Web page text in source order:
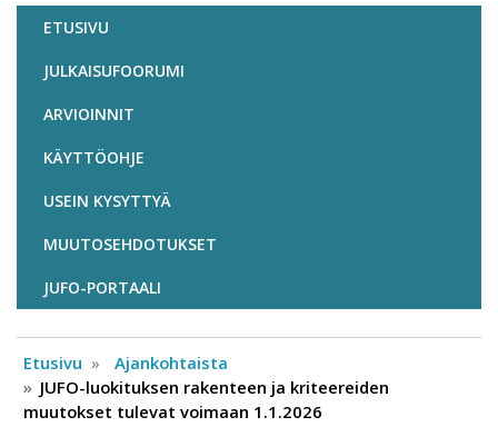
Julkaisufoorumi
ETUSIVU
JULKAISUFOORUMI
ARVIOINNIT
KÄYTTÖOHJE
USEIN KYSYTTYÄ
MUUTOSEHDOTUKSET
JUFO-PORTAALI
Etusivu
Ajankohtaista
JUFO-luokituksen rakenteen ja kriteereiden
muutokset tulevat voimaan 1.1.2026